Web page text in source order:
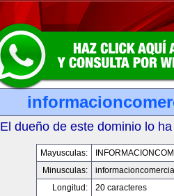
El dueño de este dominio lo
Mayusculas:
Minusculas:
Longitud:
20 caracteres